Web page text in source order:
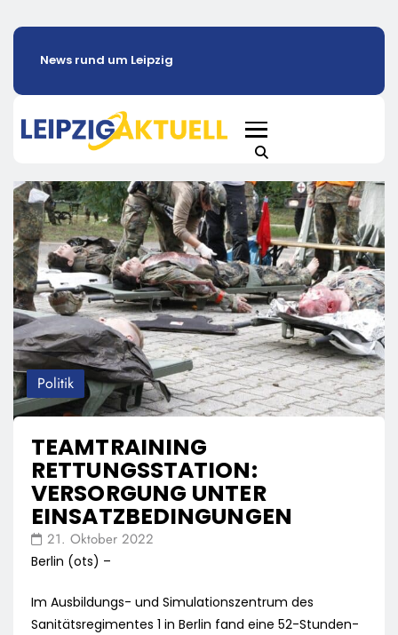
News rund um Leipzig
Politik
TEAMTRAINING
RETTUNGSSTATION:
VERSORGUNG UNTER
EINSATZBEDINGUNGEN
21. Oktober 2022
Berlin (ots) –
Im Ausbildungs- und Simulationszentrum des
Sanitätsregimentes 1 in Berlin fand eine 52-Stunden-